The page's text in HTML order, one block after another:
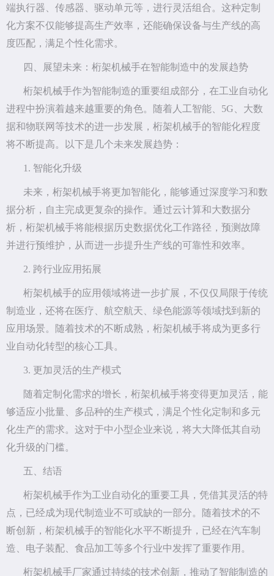
端执行器、传感器、驱动单元等，进行灵活组合。这种定制
化方案不仅能够提高生产效率，还能确保设备与生产线的高
度匹配，满足个性化需求。
四、展望未来：桁架机械手在智能制造中的发展趋势
桁架机械手作为智能制造的重要组成部分，在工业自动化
进程中扮演着越来越重要的角色。随着人工智能、5G、大数
据和物联网等技术的进一步发展，桁架机械手的智能化程度
将不断提高。以下是几个未来发展趋势：
1. 智能化升级
未来，桁架机械手将更加智能化，能够通过深度学习和数
据分析，自主完成更复杂的操作。通过云计算和大数据分
析，桁架机械手将能根据历史数据优化工作路径，预测故障
并进行预维护，从而进一步提升生产线的可靠性和效率。
2. 跨行业应用拓展
桁架机械手的应用领域将进一步扩展，不仅仅局限于传统
制造业，还将在医疗、航空航天、绿色能源等领域找到新的
应用场景。随着技术的不断成熟，桁架机械手将成为更多行
业自动化转型的核心工具。
3. 更加灵活的生产模式
随着定制化需求的增长，桁架机械手将变得更加灵活，能
够适应小批量、多品种的生产模式，满足个性化定制和多元
化生产的需求。这对于中小型企业来说，将大大降低其自动
化升级的门槛。
五、结语
桁架机械手作为工业自动化的重要工具，凭借其灵活的特
点，已经成为现代制造业不可或缺的一部分。随着技术的不
断创新，桁架机械手的智能化水平不断提升，已经在汽车制
造、电子装配、食品加工等多个行业中发挥了重要作用。
桁架机械手厂家通过持续的技术创新，推动了智能制造的